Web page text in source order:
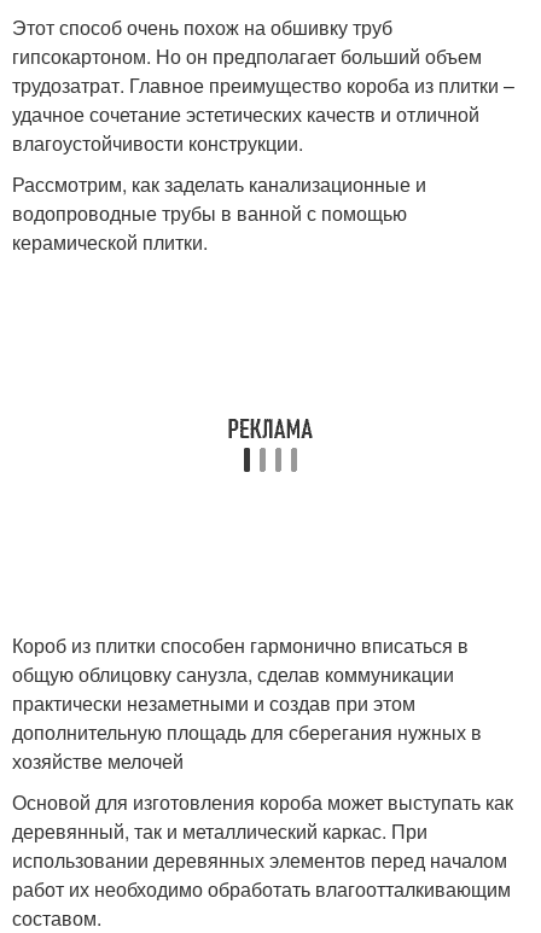
Этот способ очень похож на обшивку труб
гипсокартоном. Но он предполагает больший объем
трудозатрат. Главное преимущество короба из плитки –
удачное сочетание эстетических качеств и отличной
влагоустойчивости конструкции.
Рассмотрим, как заделать канализационные и
водопроводные трубы в ванной с помощью
керамической плитки.
Короб из плитки способен гармонично вписаться в
общую облицовку санузла, сделав коммуникации
практически незаметными и создав при этом
дополнительную площадь для сберегания нужных в
хозяйстве мелочей
Основой для изготовления короба может выступать как
деревянный, так и металлический каркас. При
использовании деревянных элементов перед началом
работ их необходимо обработать влагоотталкивающим
составом.